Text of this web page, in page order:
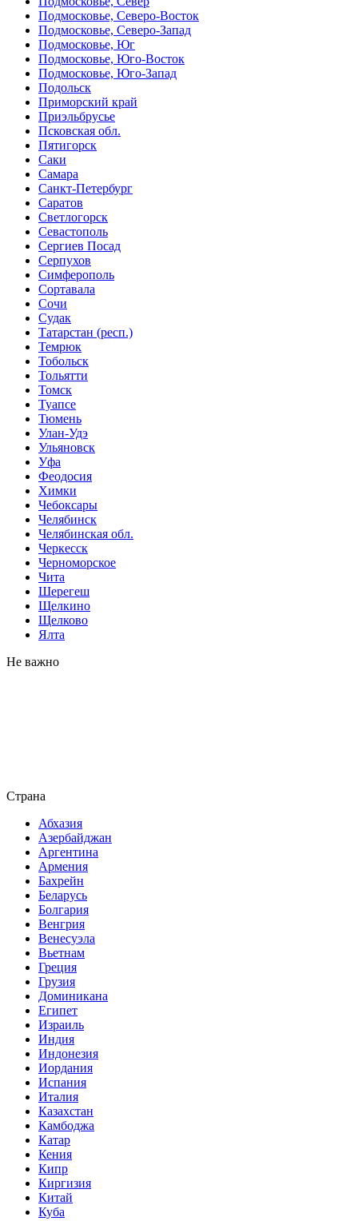
Подмосковье, Северо-Восток
Подмосковье, Северо-Запад
Подмосковье, Юг
Подмосковье, Юго-Восток
Подмосковье, Юго-Запад
Подольск
Приморский край
Приэльбрусье
Псковская обл.
Пятигорск
Саки
Самара
Санкт-Петербург
Саратов
Светлогорск
Севастополь
Сергиев Посад
Серпухов
Симферополь
Сортавала
Сочи
Судак
Татарстан (респ.)
Темрюк
Тобольск
Тольятти
Томск
Туапсе
Тюмень
Улан-Удэ
Ульяновск
Уфа
Феодосия
Химки
Чебоксары
Челябинск
Челябинская обл.
Черкесск
Черноморское
Чита
Шерегеш
Щелкино
Щелково
Ялта
Не важно
Страна
Абхазия
Азербайджан
Аргентина
Армения
Бахрейн
Беларусь
Болгария
Венгрия
Венесуэла
Вьетнам
Греция
Грузия
Доминикана
Египет
Израиль
Индия
Индонезия
Иордания
Испания
Италия
Казахстан
Камбоджа
Катар
Кения
Кипр
Киргизия
Китай
Куба